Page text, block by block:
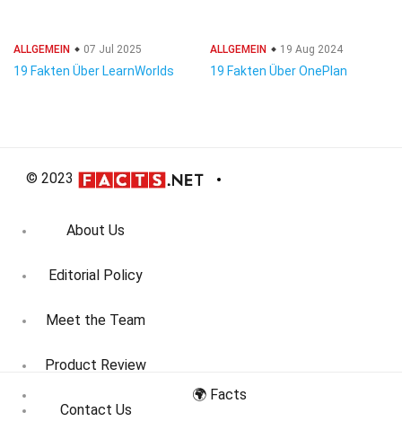
ALLGEMEIN 07 Jul 2025
19 Fakten Über LearnWorlds
ALLGEMEIN 19 Aug 2024
19 Fakten Über OnePlan
© 2023
About Us
Editorial Policy
Meet the Team
Product Review
Contact Us
🌍 Facts